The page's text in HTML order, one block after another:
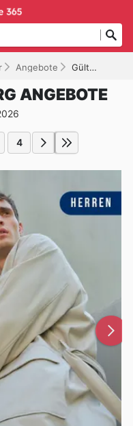
Angebote Gültig bis 09.07.2026
ANGEBOTE
4